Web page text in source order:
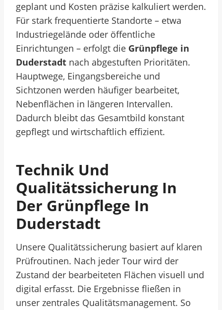
geplant und Kosten präzise kalkuliert werden.
Für stark frequentierte Standorte – etwa
Industriegelände oder öffentliche
Einrichtungen – erfolgt die Grünpflege in
Duderstadt nach abgestuften Prioritäten.
Hauptwege, Eingangsbereiche und
Sichtzonen werden häufiger bearbeitet,
Nebenflächen in längeren Intervallen.
Dadurch bleibt das Gesamtbild konstant
gepflegt und wirtschaftlich effizient.
Technik Und
Qualitätssicherung In
Der Grünpflege In
Duderstadt
Unsere Qualitätssicherung basiert auf klaren
Prüfroutinen. Nach jeder Tour wird der
Zustand der bearbeiteten Flächen visuell und
digital erfasst. Die Ergebnisse fließen in
unser zentrales Qualitätsmanagement. So